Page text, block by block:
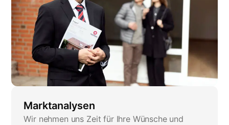
Marktanalysen
Wir nehmen uns Zeit für Ihre Wünsche und